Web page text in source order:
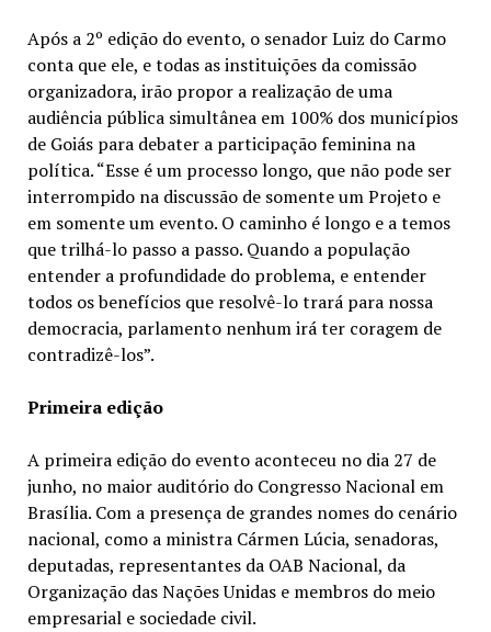
Após a 2º edição do evento, o senador Luiz do Carmo
conta que ele, e todas as instituições da comissão
organizadora, irão propor a realização de uma
audiência pública simultânea em 100% dos municípios
de Goiás para debater a participação feminina na
política. “Esse é um processo longo, que não pode ser
interrompido na discussão de somente um Projeto e
em somente um evento. O caminho é longo e a temos
que trilhá-lo passo a passo. Quando a população
entender a profundidade do problema, e entender
todos os benefícios que resolvê-lo trará para nossa
democracia, parlamento nenhum irá ter coragem de
contradizê-los”.
Primeira edição
A primeira edição do evento aconteceu no dia 27 de
junho, no maior auditório do Congresso Nacional em
Brasília. Com a presença de grandes nomes do cenário
nacional, como a ministra Cármen Lúcia, senadoras,
deputadas, representantes da OAB Nacional, da
Organização das Nações Unidas e membros do meio
empresarial e sociedade civil.